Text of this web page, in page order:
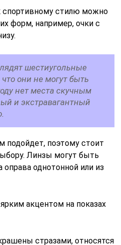
стилю можно
форм, например, очки с
шестиугольные
они не могут быть
нет места скучным
и экстравагантный
подойдет, поэтому стоит
Линзы могут быть
однотонной или из
акцентом на показах
стразами, относятся